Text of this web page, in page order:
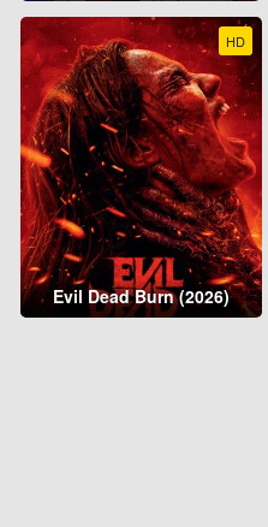
HD
Evil Dead Burn (2026)